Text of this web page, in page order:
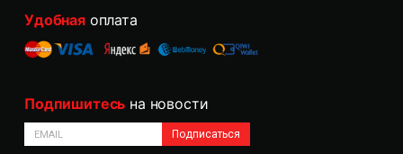
Удобнаяоплата
Подпишитесь на новости
Подписаться